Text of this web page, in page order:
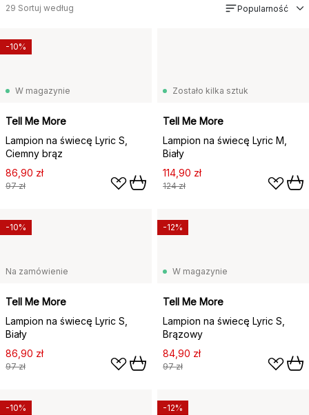
29 Sortuj według Popularność
W magazynie
Tell Me More
Lampion na świecę Lyric S,
Ciemny brąz
86,90 zł
97 zł
-10%
Zostało kilka sztuk
Tell Me More
Lampion na świecę Lyric M,
Biały
114,90 zł
124 zł
Na zamówienie
Tell Me More
Lampion na świecę Lyric S,
Biały
86,90 zł
97 zł
-10%
W magazynie
Tell Me More
Lampion na świecę Lyric S,
Brązowy
84,90 zł
97 zł
-12%
-10% -12%